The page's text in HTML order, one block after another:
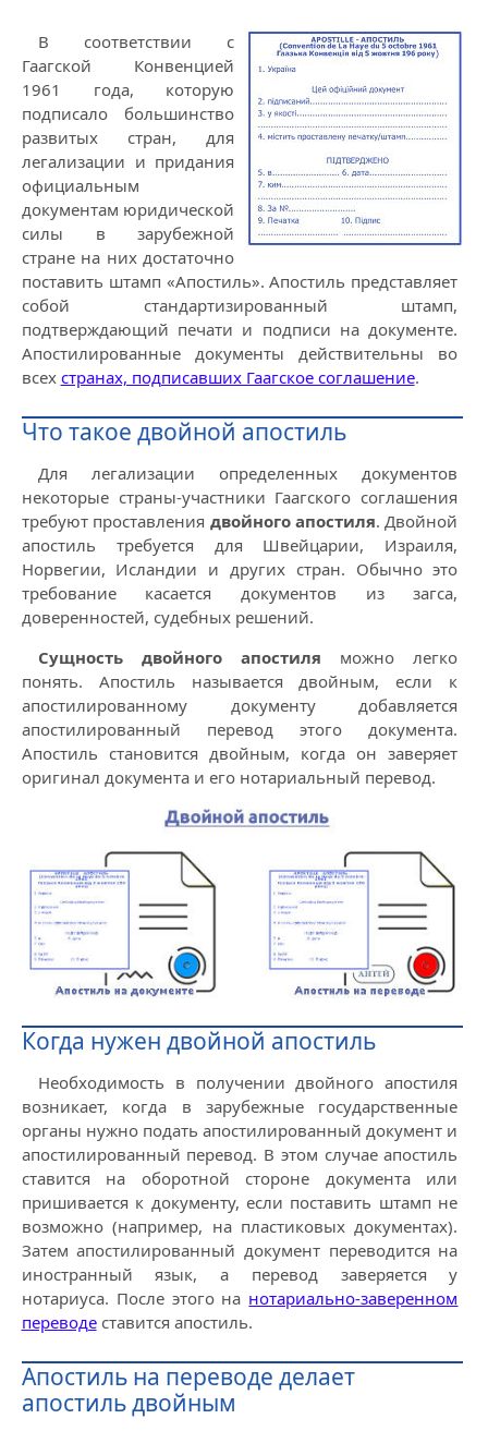
В соответствии с
Гаагской Конвенцией
1961 года, которую
подписало большинство
развитых стран, для
легализации и придания
официальным
документам юридической
силы в зарубежной
стране на них достаточно
поставить штамп «Апостиль». Апостиль представляет
собой стандартизированный штамп,
подтверждающий печати и подписи на документе.
Апостилированные документы действительны во
всех странах, подписавших Гаагское соглашение.
Что такое двойной апостиль
Для легализации определенных документов
некоторые страны-участники Гаагского соглашения
требуют проставления двойного апостиля. Двойной
апостиль требуется для Швейцарии, Израиля,
Норвегии, Исландии и других стран. Обычно это
требование касается документов из загса,
доверенностей, судебных решений.
Сущность двойного апостиля можно легко
понять. Апостиль называется двойным, если к
апостилированному документу добавляется
апостилированный перевод этого документа.
Апостиль становится двойным, когда он заверяет
оригинал документа и его нотариальный перевод.
Когда нужен двойной апостиль
Необходимость в получении двойного апостиля
возникает, когда в зарубежные государственные
органы нужно подать апостилированный документ и
апостилированный перевод. В этом случае апостиль
ставится на оборотной стороне документа или
пришивается к документу, если поставить штамп не
возможно (например, на пластиковых документах).
Затем апостилированный документ переводится на
иностранный язык, а перевод заверяется у
нотариуса. После этого на нотариально-заверенном
переводеставится апостиль.
Апостиль на переводе делает
апостиль двойным